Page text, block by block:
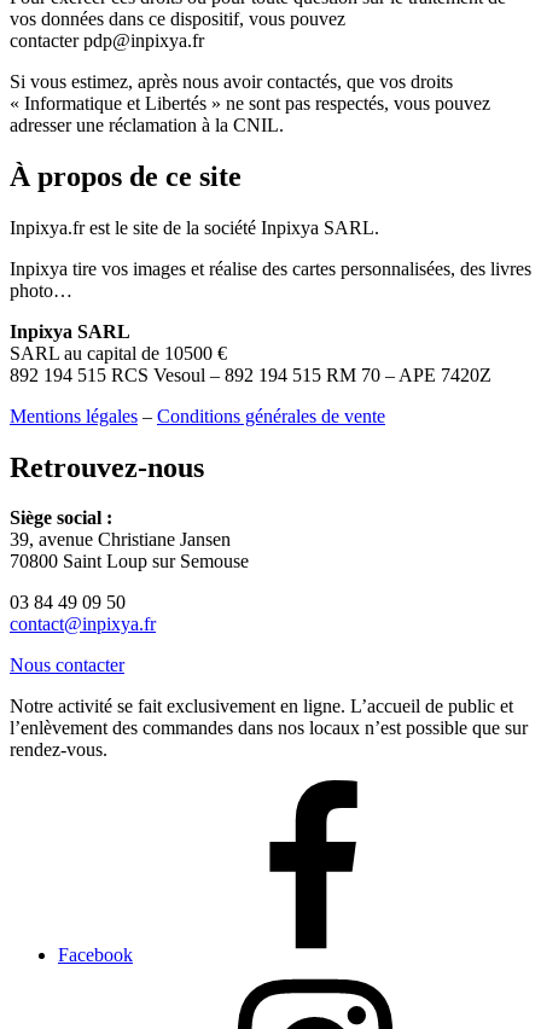
vos données dans ce dispositif, vous pouvez
contacter pdp@inpixya.fr
Si vous estimez, après nous avoir contactés, que vos droits
« Informatique et Libertés » ne sont pas respectés, vous pouvez
adresser une réclamation à la CNIL.
À propos de ce site
Inpixya.fr est le site de la société Inpixya SARL.
Inpixya tire vos images et réalise des cartes personnalisées, des livres
photo…
Inpixya SARL
SARL au capital de 10500 €
892 194 515 RCS Vesoul – 892 194 515 RM 70 – APE 7420Z
Mentions légales – Conditions générales de vente
Retrouvez-nous
Siège social :
39, avenue Christiane Jansen
70800 Saint Loup sur Semouse
03 84 49 09 50
contact@inpixya.fr
Nous contacter
Notre activité se fait exclusivement en ligne. L’accueil de public et
l’enlèvement des commandes dans nos locaux n’est possible que sur
rendez-vous.
Facebook